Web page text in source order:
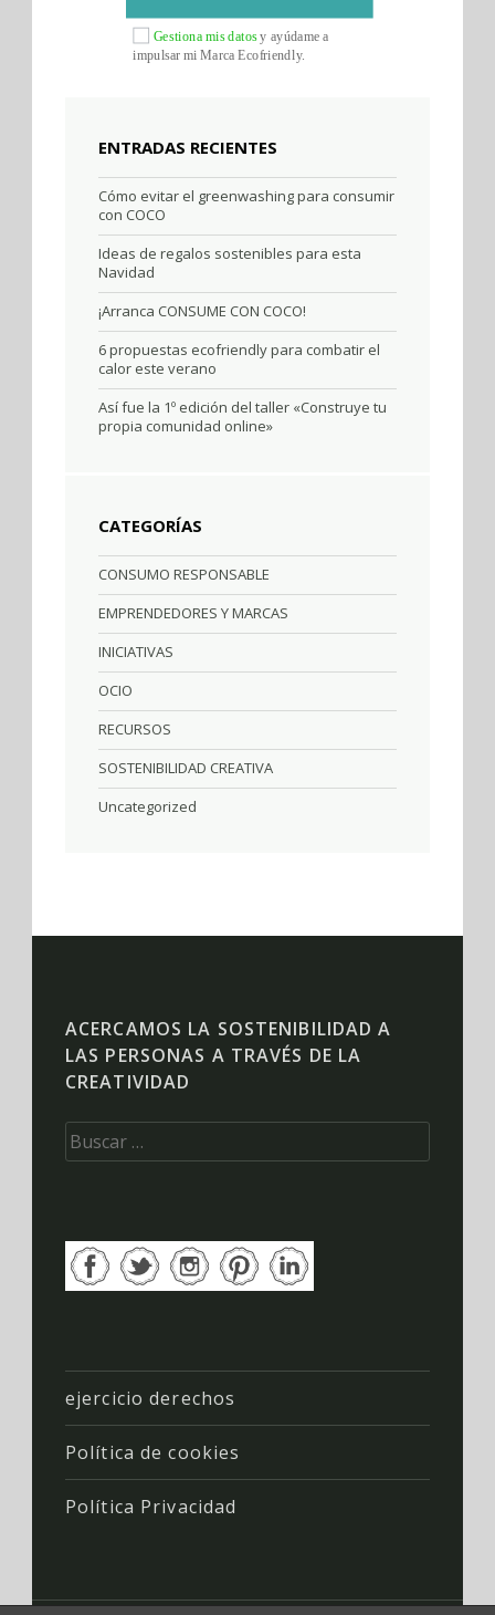
Gestiona mis datosy ayúdame a
impulsar mi Marca Ecofriendly.
ENTRADAS RECIENTES
Cómo evitar el greenwashing para consumir
con COCO
Ideas de regalos sostenibles para esta
Navidad
¡Arranca CONSUME CON COCO!
6 propuestas ecofriendly para combatir el
calor este verano
Así fue la 1º edición del taller «Construye tu
propia comunidad online»
CATEGORÍAS
CONSUMO RESPONSABLE
EMPRENDEDORES Y MARCAS
INICIATIVAS
OCIO
RECURSOS
SOSTENIBILIDAD CREATIVA
Uncategorized
ACERCAMOS LA SOSTENIBILIDAD A
LAS PERSONAS A TRAVÉS DE LA
CREATIVIDAD
Buscar:
ejercicio derechos
Política de cookies
Política Privacidad